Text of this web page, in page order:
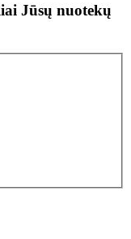
Jūsų nuotekų